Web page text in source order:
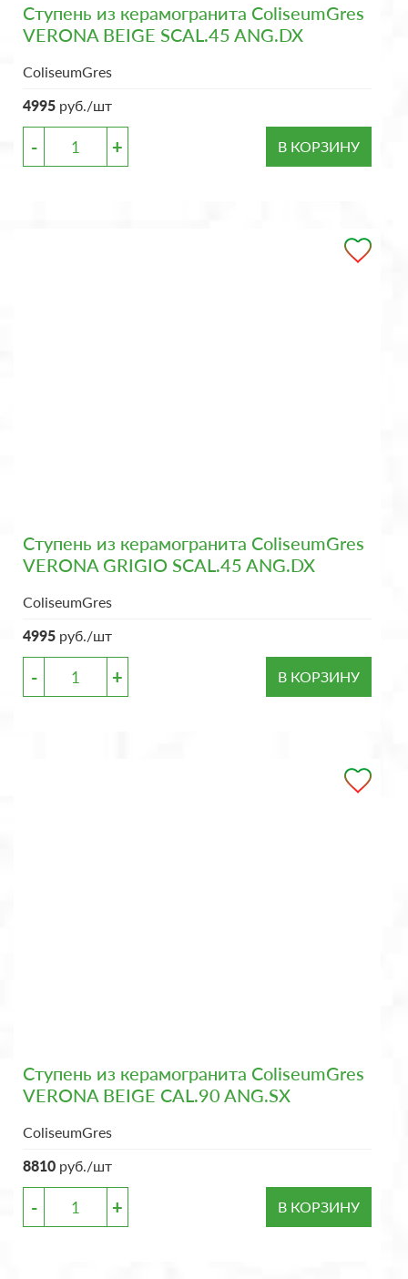
Ступень из керамогранита ColiseumGres
VERONA BEIGE SCAL.45 ANG.DX
ColiseumGres
4995 руб./шт
- + В КОРЗИНУ
Ступень из керамогранита ColiseumGres
VERONA GRIGIO SCAL.45 ANG.DX
ColiseumGres
4995 руб./шт
- + В КОРЗИНУ
Ступень из керамогранита ColiseumGres
VERONA BEIGE CAL.90 ANG.SX
ColiseumGres
8810 руб./шт
- + В КОРЗИНУ